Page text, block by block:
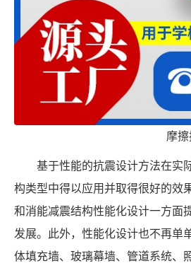
摩
基于性能的抗震设计方法在实
构类型中得以应用并取得很好的
和消能减震结构性能化设计一方面
发展。此外，性能化设计也不再单
体填充墙、玻璃幕墙、管道系统、